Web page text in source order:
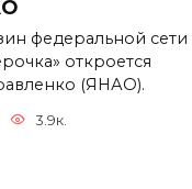
федеральной сети
откроется
(ЯНАО).
3.9к.